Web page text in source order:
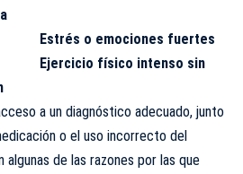
o emociones fuertes
físico intenso sin
a un diagnóstico adecuado, junto
o el uso incorrecto del
algunas de las razones por las que